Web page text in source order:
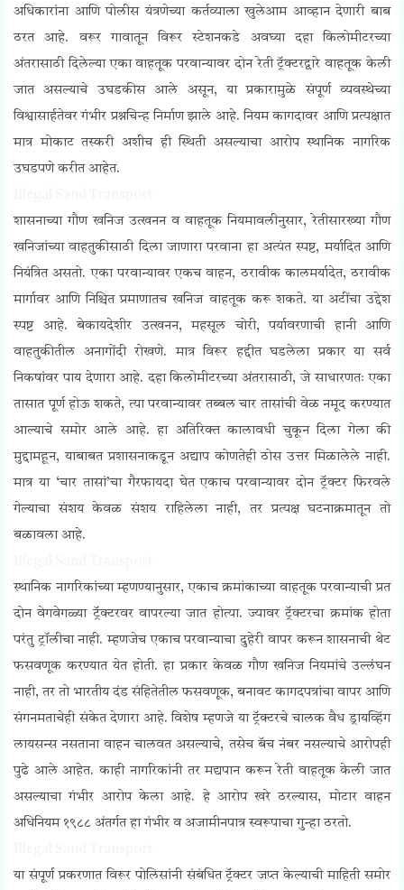
अधिकारांना आणि पोलीस यंत्रणेच्या कर्तव्याला खुलेआम आव्हान देणारी बाब
ठरत आहे. वरूर गावातून विरूर स्टेशनकडे अवघ्या दहा किलोमीटरच्या
अंतरासाठी दिलेल्या एका वाहतूक परवान्यावर दोन रेती ट्रॅक्टरद्वारे वाहतूक केली
जात असल्याचे उघडकीस आले असून, या प्रकारामुळे संपूर्ण व्यवस्थेच्या
विश्वासार्हतेवर गंभीर प्रश्नचिन्ह निर्माण झाले आहे. नियम कागदावर आणि प्रत्यक्षात
मात्र मोकाट तस्करी अशीच ही स्थिती असल्याचा आरोप स्थानिक नागरिक
उघडपणे करीत आहेत.
शासनाच्या गौण खनिज उत्खनन व वाहतूक नियमावलीनुसार, रेतीसारख्या गौण
खनिजांच्या वाहतुकीसाठी दिला जाणारा परवाना हा अत्यंत स्पष्ट, मर्यादित आणि
नियंत्रित असतो. एका परवान्यावर एकच वाहन, ठरावीक कालमर्यादेत, ठरावीक
मार्गावर आणि निश्चित प्रमाणातच खनिज वाहतूक करू शकते. या अटींचा उद्देश
स्पष्ट आहे. बेकायदेशीर उत्खनन, महसूल चोरी, पर्यावरणाची हानी आणि
वाहतुकीतील अनागोंदी रोखणे. मात्र विरूर हद्दीत घडलेला प्रकार या सर्व
निकषांवर पाय देणारा आहे. दहा किलोमीटरच्या अंतरासाठी, जे साधारणतः एका
तासात पूर्ण होऊ शकते, त्या परवान्यावर तब्बल चार तासांची वेळ नमूद करण्यात
आल्याचे समोर आले आहे. हा अतिरिक्त कालावधी चुकून दिला गेला की
मुद्दामहून, याबाबत प्रशासनाकडून अद्याप कोणतेही ठोस उत्तर मिळालेले नाही.
मात्र या ‘चार तासां’चा गैरफायदा घेत एकाच परवान्यावर दोन ट्रॅक्टर फिरवले
गेल्याचा संशय केवळ संशय राहिलेला नाही, तर प्रत्यक्ष घटनाक्रमातून तो
बळावला आहे.
स्थानिक नागरिकांच्या म्हणण्यानुसार, एकाच क्रमांकाच्या वाहतूक परवान्याची प्रत
दोन वेगवेगळ्या ट्रॅक्टरवर वापरल्या जात होत्या. ज्यावर ट्रॅक्टरचा क्रमांक होता
परंतु ट्रॉलीचा नाही. म्हणजेच एकाच परवान्याचा दुहेरी वापर करून शासनाची थेट
फसवणूक करण्यात येत होती. हा प्रकार केवळ गौण खनिज नियमांचे उल्लंघन
नाही, तर तो भारतीय दंड संहितेतील फसवणूक, बनावट कागदपत्रांचा वापर आणि
संगनमताचेही संकेत देणारा आहे. विशेष म्हणजे या ट्रॅक्टरचे चालक वैध ड्रायव्हिंग
लायसन्स नसताना वाहन चालवत असल्याचे, तसेच बॅच नंबर नसल्याचे आरोपही
पुढे आले आहेत. काही नागरिकांनी तर मद्यपान करून रेती वाहतूक केली जात
असल्याचा गंभीर आरोप केला आहे. हे आरोप खरे ठरल्यास, मोटार वाहन
अधिनियम १९८८ अंतर्गत हा गंभीर व अजामीनपात्र स्वरूपाचा गुन्हा ठरतो.
या संपूर्ण प्रकरणात विरूर पोलिसांनी संबंधित ट्रॅक्टर जप्त केल्याची माहिती समोर